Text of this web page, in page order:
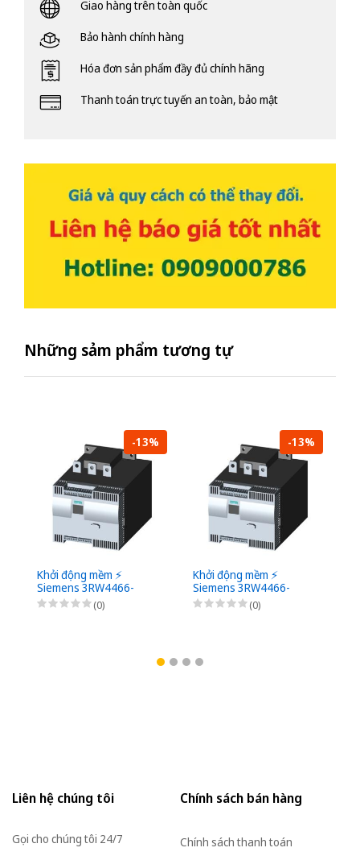
Giao hàng trên toàn quốc
Bảo hành chính hàng
Hóa đơn sản phẩm đầy đủ chính hãng
Thanh toán trực tuyến an toàn, bảo mật
Những sảm phẩm tương tự
-13%
Khởi động mềm ⚡️
Siemens 3RW4466-
6BC46 ⚡️
(0)
-13%
Khởi động mềm ⚡️
Siemens 3RW4466-
6BC45 ⚡️
(0)
Liên hệ chúng tôi
Gọi cho chúng tôi 24/7
Chính sách bán hàng
Chính sách thanh toán